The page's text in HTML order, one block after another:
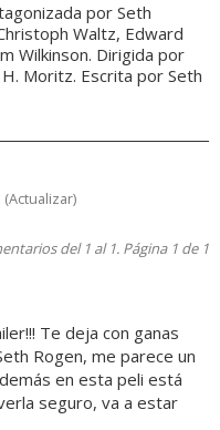
por Seth
Waltz, Edward
Wilkinson. Dirigida por
Moritz. Escrita por Seth
(Actualizar)
del 1 al 1. Página 1 de 1
Te deja con ganas
Rogen, me parece un
en esta peli está
seguro, va a estar